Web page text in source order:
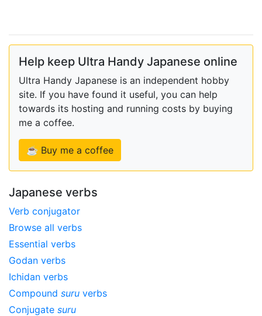
Help keep Ultra Handy Japanese online
Ultra Handy Japanese is an independent hobby
site. If you have found it useful, you can help
towards its hosting and running costs by buying
me a coffee.
☕ Buy me a coffee
Japanese verbs
Verb conjugator
Browse all verbs
Essential verbs
Godan verbs
Ichidan verbs
Compound suru verbs
Conjugate suru